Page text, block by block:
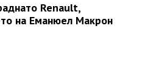
Renault,
на Еманюел Макрон